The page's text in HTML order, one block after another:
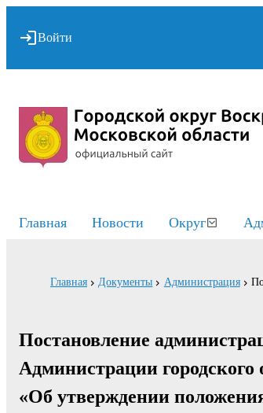
Войти
Главная Новости Округ
Главная Документы Администрация
Постановление
Администрации городского
«Об утверждении